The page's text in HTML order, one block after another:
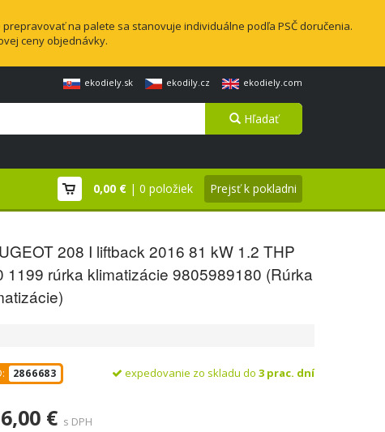
na palete sa stanovuje individuálne podľa PSČ doručenia.
ceny objednávky.
ekodiely.sk ekodily.cz ekodiely.com
Hľadať
0,00 € | 0 položiek Prejsť k pokladni
208 I liftback 2016 81 kW 1.2 THP
1199 rúrka klimatizácie 9805989180 (Rúrka
2866683 expedovanie zo skladu do 3 prac. dní
€ s DPH